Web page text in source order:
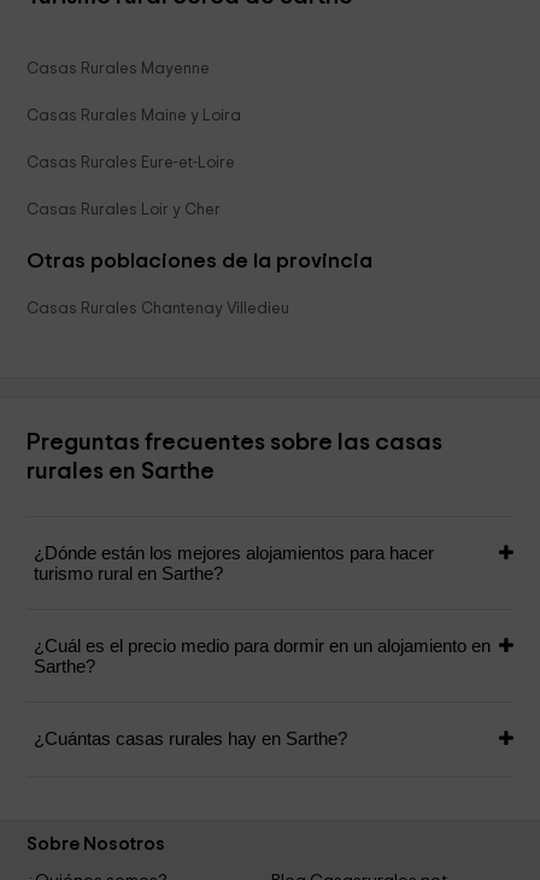
Casas Rurales Mayenne
Casas Rurales Maine y Loira
Casas Rurales Eure-et-Loire
Casas Rurales Loir y Cher
Otras poblaciones de la provincia
Casas Rurales Chantenay Villedieu
Preguntas frecuentes sobre las casas
rurales en Sarthe
¿Dónde están los mejores alojamientos para hacer
turismo rural en Sarthe?
¿Cuál es el precio medio para dormir en un alojamiento en
Sarthe?
¿Cuántas casas rurales hay en Sarthe?
Sobre Nosotros